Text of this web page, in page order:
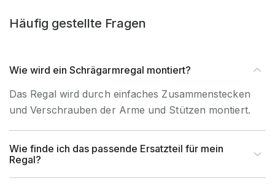
UV-
Beständigkeit
Artikel-Höhe (mm)
Artikel-Breite (mm) 180 mm
Artikel-Tiefe (mm) 3.500 mm
Rasterabstand (mm)
Häufig gestellte Fragen
Wie wird ein Schrägarmregal montiert?
Das Regal wird durch einfaches Zusammenstecken
und Verschrauben der Arme und Stützen montiert.
Wie finde ich das passende Ersatzteil für mein
Regal?